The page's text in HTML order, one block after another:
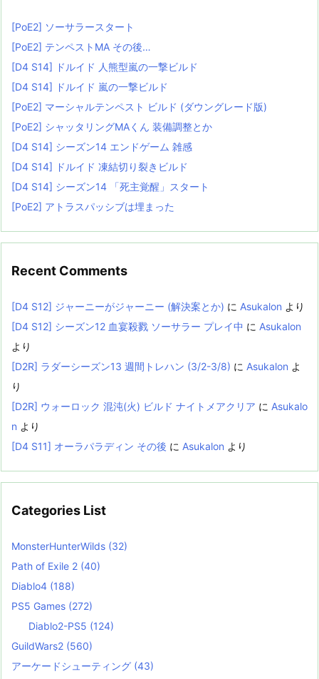
[PoE2] ソーサラースタート
[PoE2] テンペストMA その後…
[D4 S14] ドルイド 人熊型嵐の一撃ビルド
[D4 S14] ドルイド 嵐の一撃ビルド
[PoE2] マーシャルテンペスト ビルド (ダウングレード版)
[PoE2] シャッタリングMAくん 装備調整とか
[D4 S14] シーズン14 エンドゲーム 雑感
[D4 S14] ドルイド 凍結切り裂きビルド
[D4 S14] シーズン14 「死主覚醒」スタート
[PoE2] アトラスパッシブは埋まった
Recent Comments
[D4 S12] ジャーニーがジャーニー (解決案とか) に Asukalon より
[D4 S12] シーズン12 血宴殺戮 ソーサラー プレイ中 に Asukalon
より
[D2R] ラダーシーズン13 週間トレハン (3/2-3/8) に Asukalon よ
り
[D2R] ウォーロック 混沌(火) ビルド ナイトメアクリア に Asukalo
n より
[D4 S11] オーラパラディン その後 に Asukalon より
Categories List
MonsterHunterWilds (32)
Path of Exile 2 (40)
Diablo4 (188)
PS5 Games (272)
Diablo2-PS5 (124)
GuildWars2 (560)
アーケードシューティング (43)